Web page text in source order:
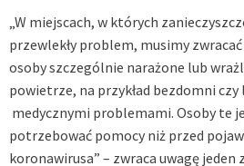
„W miejscach, w których
przewlekły problem, musimy
osoby szczególnie narażone lub
powietrze, na przykład bezdomni
medycznymi problemami. Osoby te
potrzebować pomocy niż przed
koronawirusa” – zwraca uwagę jeden